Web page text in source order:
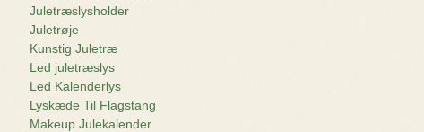
Juletræslysholder
Juletrøje
Kunstig Juletræ
Led juletræslys
Led Kalenderlys
Lyskæde Til Flagstang
Makeup Julekalender